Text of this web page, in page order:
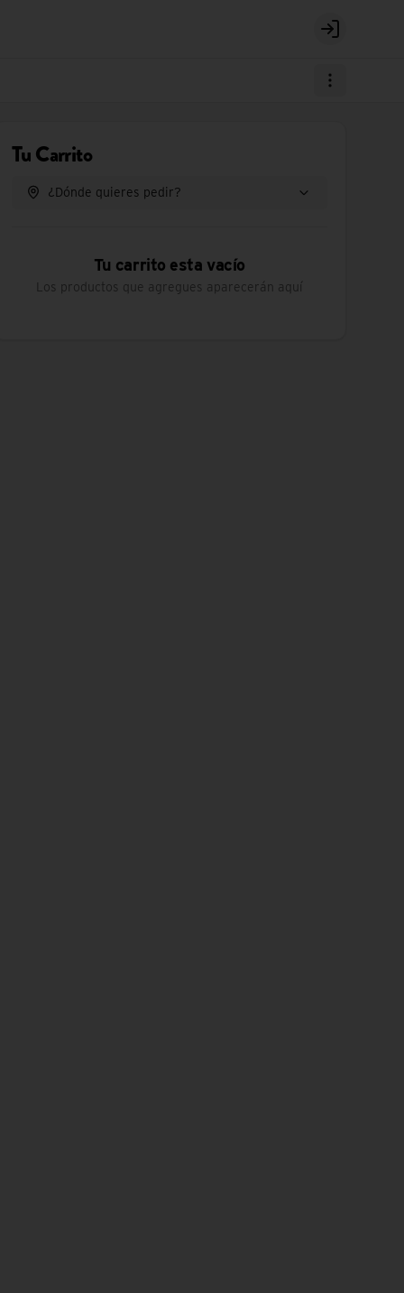
Login
Tu Carrito
¿Dónde quieres pedir?
Tu carrito esta vacío
Los productos que agregues aparecerán aquí